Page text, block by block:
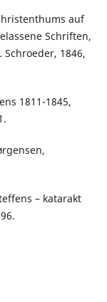
auf
Schriften,
1846,
1811-1845,
– katarakt